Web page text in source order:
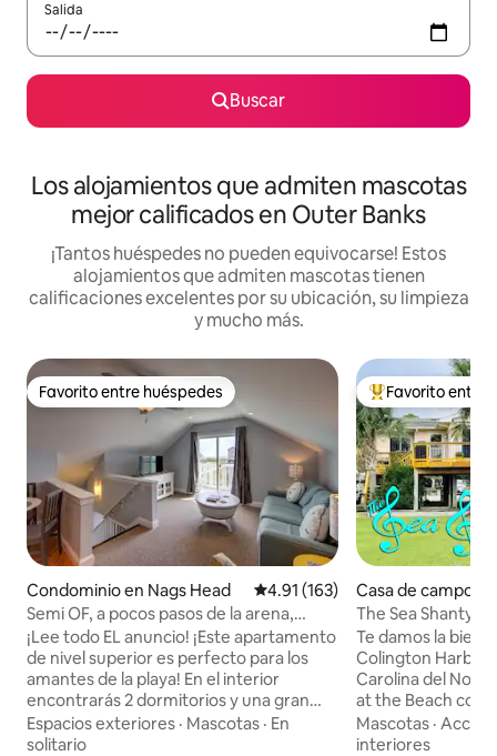
Salida
Buscar
Los alojamientos que admiten mascotas
mejor calificados en Outer Banks
¡Tantos huéspedes no pueden equivocarse! Estos
alojamientos que admiten mascotas tienen
calificaciones excelentes por su ubicación, su limpieza
y mucho más.
Favorito entre huéspedes
Favorito entre huéspedes
Condominio en Nags Head Calificación promedio: 4.91 de
4.91 (163)
Semi OF, a pocos pasos de la arena,
paseo a restaurantes, mascotas
¡Lee todo EL anuncio! ¡Este apartamento
de nivel superior es perfecto para los
amantes de la playa! En el interior
encontrarás 2 dormitorios y una gran
comida en la cocina. Hay una sala de
estar orientada al mar con una gran
Espacios exteriores · Mascotas · En
solitario
De los mejores
Favorito entre
Casa de campo
Hills
The Sea Shanty -
admiten perros,
Te damos la
Colington
Carolina del
at the Beach con
Sound en el patio
juega, distribuye
Mascotas ·
interiores